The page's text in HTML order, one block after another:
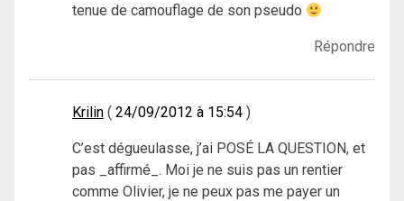
tenue de camouflage de son pseudo
Répondre
Krilin 24/09/2012 à 15:54
C’est dégueulasse, j’ai POSÉ LA QUESTION, et
pas _affirmé_. Moi je ne suis pas un rentier
comme Olivier, je ne peux pas me payer un